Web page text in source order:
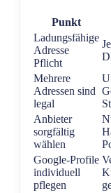
Punkt
Ladungsfähige
Adresse
Pflicht
Mehrere
Adressen sind
legal
Anbieter
sorgfältig
wählen
Google-Profile
individuell
pflegen